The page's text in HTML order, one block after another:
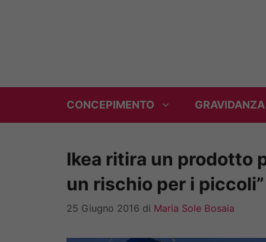
CONCEPIMENTO GRAVIDANZA
Ikea ritira un prodotto
un rischio per i piccoli”
25 Giugno 2016 di Maria Sole Bosaia